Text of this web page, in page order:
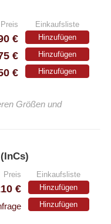
Preis Einkaufsliste
€ Hinzufügen
€ Hinzufügen
€ Hinzufügen
Größen und
Preis Einkaufsliste
€ Hinzufügen
Hinzufügen